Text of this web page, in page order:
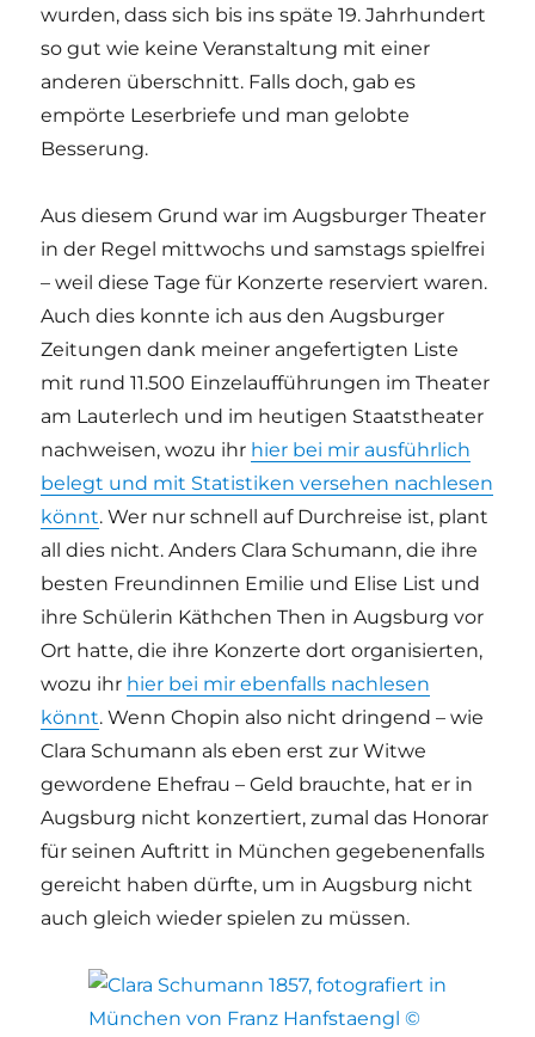
wurden, dass sich bis ins späte 19. Jahrhundert
so gut wie keine Veranstaltung mit einer
anderen überschnitt. Falls doch, gab es
empörte Leserbriefe und man gelobte
Besserung.
Aus diesem Grund war im Augsburger Theater
in der Regel mittwochs und samstags spielfrei
– weil diese Tage für Konzerte reserviert waren.
Auch dies konnte ich aus den Augsburger
Zeitungen dank meiner angefertigten Liste
mit rund 11.500 Einzelaufführungen im Theater
am Lauterlech und im heutigen Staatstheater
nachweisen, wozu ihr hier bei mir ausführlich
belegt und mit Statistiken versehen nachlesen
könnt. Wer nur schnell auf Durchreise ist, plant
all dies nicht. Anders Clara Schumann, die ihre
besten Freundinnen Emilie und Elise List und
ihre Schülerin Käthchen Then in Augsburg vor
Ort hatte, die ihre Konzerte dort organisierten,
wozu ihr hier bei mir ebenfalls nachlesen
könnt. Wenn Chopin also nicht dringend – wie
Clara Schumann als eben erst zur Witwe
gewordene Ehefrau – Geld brauchte, hat er in
Augsburg nicht konzertiert, zumal das Honorar
für seinen Auftritt in München gegebenenfalls
gereicht haben dürfte, um in Augsburg nicht
auch gleich wieder spielen zu müssen.